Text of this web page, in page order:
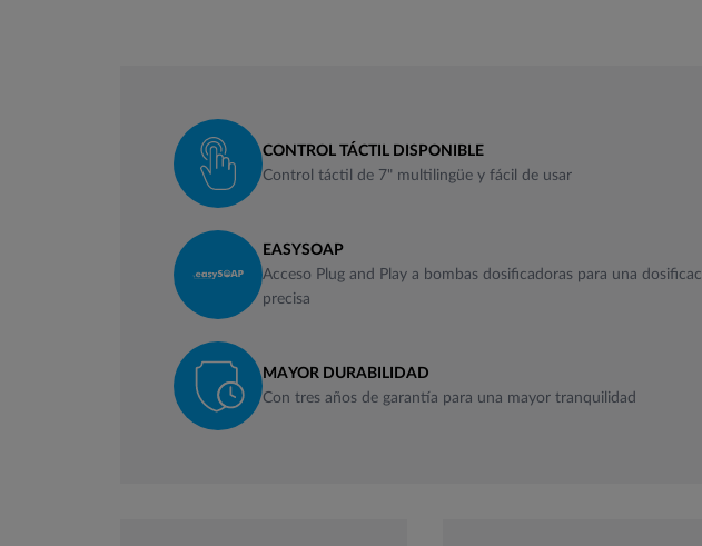
CONTROL TÁCTIL DISPONIBLE
Control táctil de 7" multilingüe y fácil de usar
EASYSOAP
Acceso Plug and Play a bombas dosificadoras para una
precisa
MAYOR DURABILIDAD
Con tres años de garantía para una mayor tranquilidad